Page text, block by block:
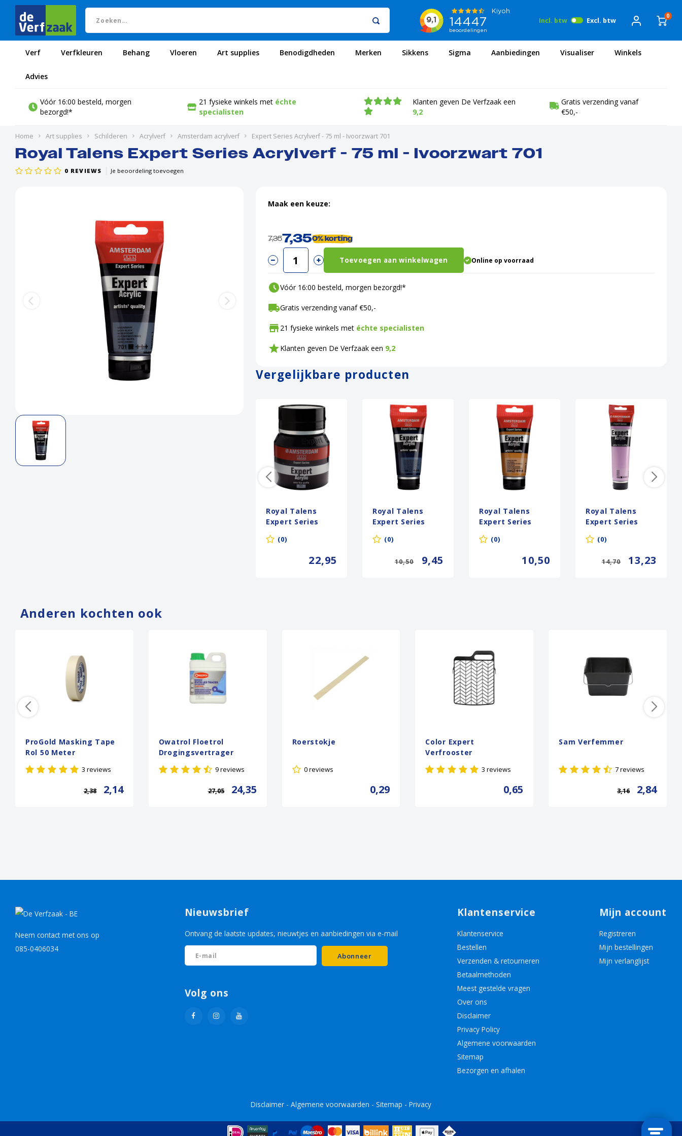
Incl. btw Excl. btw
0
Verf Verfkleuren Behang Vloeren Art supplies Benodigdheden Aanbiedingen Winkels
Advies
Merken Sikkens Sigma Visualiser
Vóór 16:00 besteld, morgen
bezorgd!*
21 fysieke winkels met échte
specialisten
Klanten geven De Verfzaak een
9,2
Gratis verzending vanaf
€50,-
Home Art supplies Schilderen Acrylverf Amsterdam acrylverf Expert Series Acrylverf - 75 ml - Ivoorzwart 701
Royal Talens Expert Series Acrylverf - 75 ml - Ivoorzwart 701
0 REVIEWS Je beoordeling toevoegen
Maak een keuze:
7,357,350%korting
Toevoegen aan winkelwagen Online op voorraad
Vóór 16:00 besteld, morgen bezorgd!*
Gratis verzending vanaf €50,-
21 fysieke winkels met échte specialisten
Klanten geven De Verfzaak een 9,2
Vergelijkbare producten
Royal Talens
Expert Series
Acrylverf - 400 ml
- Ivoorzwart 701
(0)
22,95
Royal Talens
Expert Series
Acrylverf - 75 ml
- Pruisischblauw
(0)
10,50 9,45
Royal Talens
Expert Series
Acrylverf - 75 ml
- Sienna Naturel
(0)
10,50
Royal Talens
Expert Series
Acrylverf - 150 ml
- Mauve 532
(0)
14,70 13,23
Anderen kochten ook
ProGold Masking Tape
Rol 50 Meter
3 reviews
2,38 2,14
Owatrol Floetrol
Drogingsvertrager
9 reviews
27,05 24,35
Roerstokje
0 reviews
0,29
Color Expert
Verfrooster
3 reviews
0,65
Sam Verfemmer
7 reviews
3,16 2,84
Neem contact met ons op
085-0406034
Nieuwsbrief
Ontvang de laatste updates, nieuwtjes en aanbiedingen via e-mail
Abonneer
Volg ons
Klantenservice
Klantenservice
Bestellen
Verzenden & retourneren
Betaalmethoden
Meest gestelde vragen
Over ons
Disclaimer
Privacy Policy
Algemene voorwaarden
Sitemap
Bezorgen en afhalen
Mijn account
Registreren
Mijn bestellingen
Mijn verlanglijst
Disclaimer - Algemene voorwaarden - Sitemap - Privacy